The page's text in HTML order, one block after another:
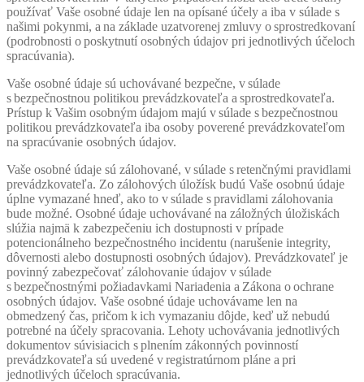
používať Vaše osobné údaje len na opísané účely a iba v súlade s
našimi pokynmi, a na základe uzatvorenej zmluvy o sprostredkovaní
(podrobnosti o poskytnutí osobných údajov pri jednotlivých účeloch
spracúvania).
Vaše osobné údaje sú uchovávané bezpečne, v súlade
s bezpečnostnou politikou prevádzkovateľa a sprostredkovateľa.
Prístup k Vašim osobným údajom majú v súlade s bezpečnostnou
politikou prevádzkovateľa iba osoby poverené prevádzkovateľom
na spracúvanie osobných údajov.
Vaše osobné údaje sú zálohované, v súlade s retenčnými pravidlami
prevádzkovateľa. Zo zálohových úložísk budú Vaše osobnú údaje
úplne vymazané hneď, ako to v súlade s pravidlami zálohovania
bude možné. Osobné údaje uchovávané na záložných úložiskách
slúžia najmä k zabezpečeniu ich dostupnosti v prípade
potencionálneho bezpečnostného incidentu (narušenie integrity,
dôvernosti alebo dostupnosti osobných údajov). Prevádzkovateľ je
povinný zabezpečovať zálohovanie údajov v súlade
s bezpečnostnými požiadavkami Nariadenia a Zákona o ochrane
osobných údajov. Vaše osobné údaje uchovávame len na
obmedzený čas, pričom k ich vymazaniu dôjde, keď už nebudú
potrebné na účely spracovania. Lehoty uchovávania jednotlivých
dokumentov súvisiacich s plnením zákonných povinností
prevádzkovateľa sú uvedené v registratúrnom pláne a pri
jednotlivých účeloch spracúvania.